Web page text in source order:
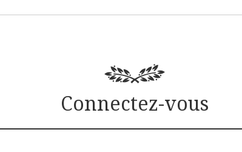
Connectez-vous